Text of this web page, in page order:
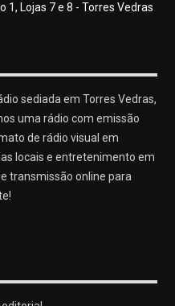
1, Lojas 7 e 8 - Torres Vedras
sediada em Torres Vedras,
uma rádio com emissão
de rádio visual em
locais e entretenimento em
transmissão online para